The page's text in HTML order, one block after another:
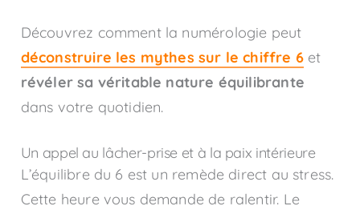
Découvrez comment la numérologie peut
déconstruire les mythes sur le chiffre 6et
révéler sa véritable nature équilibrante
dans votre quotidien.
Un appel au lâcher-prise et à la paix intérieure
L’équilibre du 6 est un remède direct au stress.
Cette heure vous demande de ralentir. Le